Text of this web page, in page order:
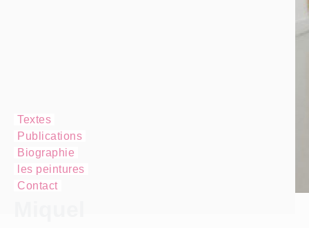
Textes
Publications
Biographie
les peintures
Contact